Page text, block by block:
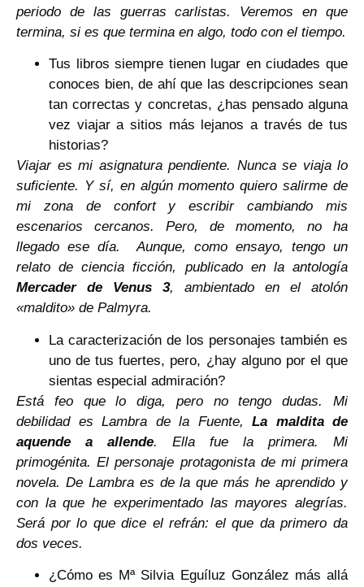
periodo de las guerras carlistas. Veremos en que
termina, si es que termina en algo, todo con el tiempo.
Tus libros siempre tienen lugar en ciudades que
conoces bien, de ahí que las descripciones sean
tan correctas y concretas, ¿has pensado alguna
vez viajar a sitios más lejanos a través de tus
historias?
Viajar es mi asignatura pendiente. Nunca se viaja lo
suficiente. Y sí, en algún momento quiero salirme de
mi zona de confort y escribir cambiando mis
escenarios cercanos. Pero, de momento, no ha
llegado ese día. Aunque, como ensayo, tengo un
relato de ciencia ficción, publicado en la antología
Mercader de
Venus 3, ambientado en el atolón
«maldito» de Palmyra.
La caracterización de los personajes también es
uno de tus fuertes, pero, ¿hay alguno por el que
sientas especial admiración?
Está feo que lo diga, pero no tengo dudas. Mi
debilidad es Lambra de la Fuente, La maldita de
aquende a allende. Ella fue la primera. Mi
primogénita. El personaje protagonista de mi primera
novela. De Lambra es de la que más he aprendido y
con la que he experimentado las mayores alegrías.
Será por lo que dice el refrán: el que da primero da
dos veces.
¿Cómo es Mª Silvia Eguíluz González más allá